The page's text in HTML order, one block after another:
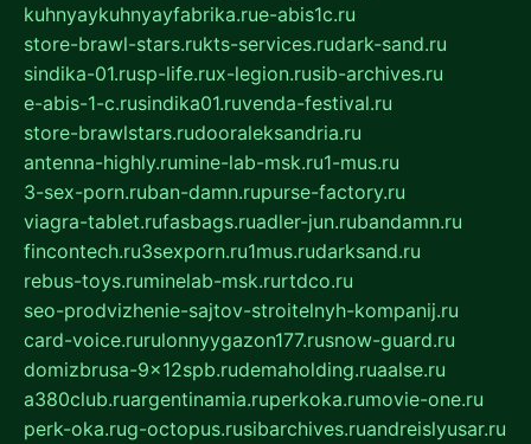
kuhnyaykuhnyayfabrika.rue-abis1c.ru
store-brawl-stars.rukts-services.rudark-sand.ru
sindika-01.rusp-life.rux-legion.rusib-archives.ru
e-abis-1-c.rusindika01.ruvenda-festival.ru
store-brawlstars.rudooraleksandria.ru
antenna-highly.rumine-lab-msk.ru1-mus.ru
3-sex-porn.ruban-damn.rupurse-factory.ru
viagra-tablet.rufasbags.ruadler-jun.rubandamn.ru
fincontech.ru3sexporn.ru1mus.rudarksand.ru
rebus-toys.ruminelab-msk.rurtdco.ru
seo-prodvizhenie-sajtov-stroitelnyh-kompanij.ru
card-voice.rurulonnyygazon177.rusnow-guard.ru
domizbrusa-9x12spb.rudemaholding.ruaalse.ru
a380club.ruargentinamia.ruperkoka.rumovie-one.ru
perk-oka.rug-octopus.rusibarchives.ruandreislyusar.ru